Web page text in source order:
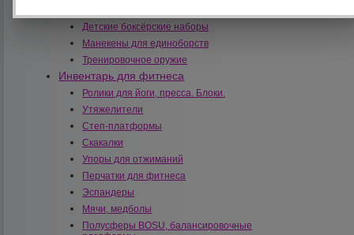
Детские боксёрские наборы
Манекены для единоборств
Тренировочное оружие
Инвентарь для фитнеса
Ролики для йоги, пресса. Блоки.
Утяжелители
Степ-платформы
Скакалки
Упоры для отжиманий
Перчатки для фитнеса
Эспандеры
Мячи, медболы
Полусферы BOSU, балансировочные